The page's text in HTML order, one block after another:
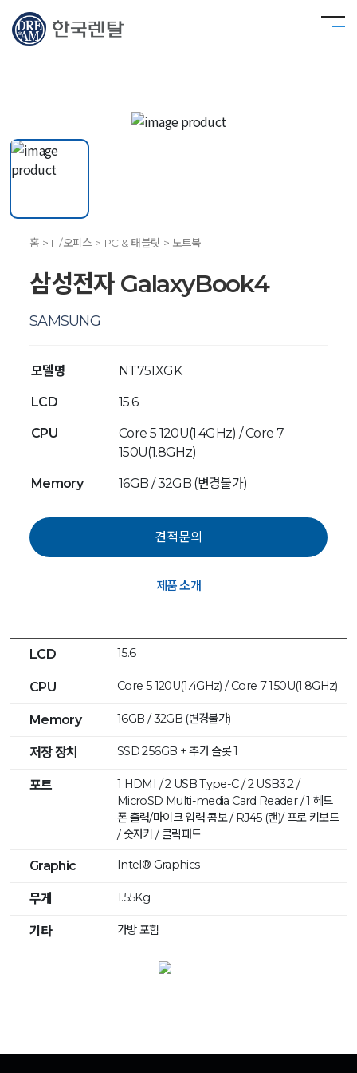
홈 > IT/오피스 > PC & 태블릿 > 노트북
삼성전자 GalaxyBook4
SAMSUNG
모델명 NT751XGK
LCD 15.6
CPU
Core 5 120U(1.4GHz) / Core 7
150U(1.8GHz)
Memory 16GB / 32GB (변경불가)
제품 소개
LCD 15.6
CPU Core 5 120U(1.4GHz) / Core 7 150U(1.8GHz)
Memory 16GB / 32GB (변경불가)
저장 장치 SSD 256GB + 추가 슬롯 1
포트
1 HDMI / 2 USB Type-C / 2 USB3.2 /
MicroSD Multi-media Card Reader / 1 헤드
폰 출력/마이크 입력 콤보 / RJ45 (랜)/ 프로 키보드
/ 숫자키 / 클릭패드
Graphic Intel® Graphics
무게 1.55Kg
기타 가방 포함